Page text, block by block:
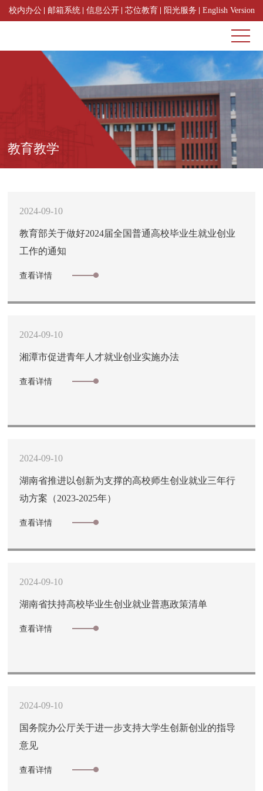
校内办公 邮箱系统 信息公开 芯位教育 阳光服务 English Version
教育教学
2024-09-10
教育部关于做好2024届全国普通高校毕业生就业创业
工作的通知
查看详情
2024-09-10
湘潭市促进青年人才就业创业实施办法
查看详情
2024-09-10
湖南省推进以创新为支撑的高校师生创业就业三年行
动方案（2023-2025年）
查看详情
2024-09-10
湖南省扶持高校毕业生创业就业普惠政策清单
查看详情
2024-09-10
国务院办公厅关于进一步支持大学生创新创业的指导
意见
查看详情